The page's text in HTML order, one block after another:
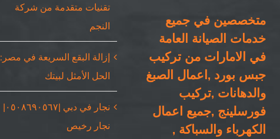
متخصصين في جميع
خدمات الصيانة العامة
في الامارات من تركيب
جبس بورد ,اعمال الصبغ
والدهانات ,تركيب
فورسلينج ,جميع اعمال
الكهرباء والسباكة ,
تقنيات متقدمة من شركة
النجم
إزالة البقع السريعة في مصر:
الحل الأمثل لبيتك
نجار في دبي |٠٥٠٨٦٩٠٥٦٧|
نجار رخيص